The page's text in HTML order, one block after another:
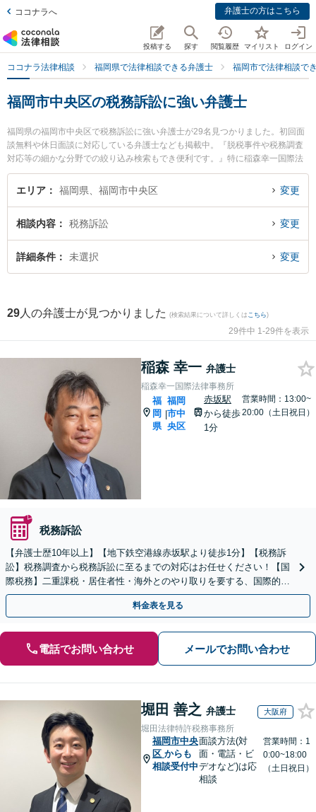
ココナラへ 弁護士の方はこちら
投稿する 探す 閲覧履歴 マイリスト ログイン
ココナラ法律相談 福岡県で法律相談できる弁護士 福岡市で法律相談で
福岡市中央区の税務訴訟に強い弁護士
福岡県の福岡市中央区で税務訴訟に強い弁護士が29名見つかりました。初回面
談無料や休日面談に対応している弁護士なども掲載中。『脱税事件や税務調査
対応等の細かな分野での絞り込み検索もでき便利です。』特に稲森幸一国際法
律事務所の稲森 幸一弁護士や福岡弁護士法律事務所の成瀨 潤弁護士、瀬戸法律
事務所の瀬戸 伸一弁護士のプロフィール情報や弁護士費用、強みなどが注目さ
護士を検索したい』『初回相談無料で税務訴訟を法律相談できる福岡市中央区
内の弁護士に相談予約したい』などでお困りの相談者さんにおすすめです。
エリア 福岡県、福岡市中央区 変更
相談内容 税務訴訟 変更
詳細条件 未選択 変更
29 人の弁護士が見つかりました (検索結果について詳しくは こちら)
29件中 1-29件を表示
稲森 幸一 弁護士
稲森幸一国際法律事務所
福
岡
県
|
福岡
市中
央区
赤坂駅
から徒歩
1分
営業時間：13:00~
20:00（土日祝日）
税務訴訟
【弁護士歴10年以上】【地下鉄空港線赤坂駅より徒歩1分】【税務訴
訟】税務調査から税務訴訟に至るまでの対応はお任せください！【国
際税務】二重課税・居住者性・海外とのやり取りを要する、国際的な
税のトラブルにも対応します【夜間・休日の相談可能】
料金表を見る
電話でお問い合わせ メールでお問い合わせ
堀田 善之 弁護士 大阪府
堀田法律特許税務事務所
福岡市中央
区 からも
相談受付中
面談方法(対
面・電話・ビ
デオなど)は応
相談
営業時間：1
0:00~18:00
（土日祝日）